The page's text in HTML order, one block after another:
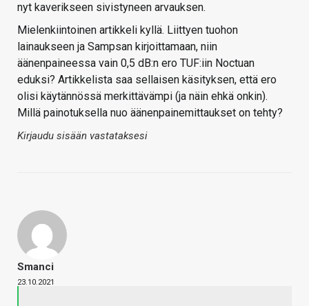
nyt kaverikseen sivistyneen arvauksen.
Mielenkiintoinen artikkeli kyllä. Liittyen tuohon
lainaukseen ja Sampsan kirjoittamaan, niin
äänenpaineessa vain 0,5 dB:n ero TUF:iin Noctuan
eduksi? Artikkelista saa sellaisen käsityksen, että ero
olisi käytännössä merkittävämpi (ja näin ehkä onkin).
Millä painotuksella nuo äänenpainemittaukset on tehty?
Kirjaudu sisään vastataksesi
Smanci
23.10.2021